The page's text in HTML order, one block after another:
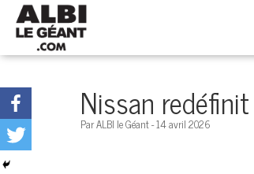
Menu
Véhicules d'occasion
Financement automobile
Nissan
Par ALBI le Géant - 14 avril 2026